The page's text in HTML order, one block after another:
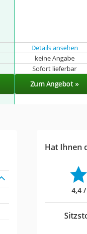
Details ansehen
keine Angabe
Sofort lieferbar
Zum Angebot »
Hat Ihnen
4,4